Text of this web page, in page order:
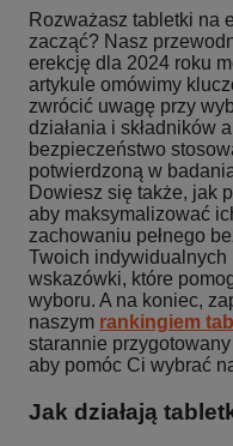
Rozważasz tabletki na
zacząć? Nasz
erekcję dla 2024 roku
artykule omówimy
zwrócić uwagę przy
działania i składników
bezpieczeństwo
potwierdzoną w
Dowiesz się także, jak
aby maksymalizować
zachowaniu pełnego
Twoich indywidualnych
wskazówki, które
wyboru. A na koniec,
naszym rankingiem
starannie
aby pomóc Ci wybrać
Jak działają